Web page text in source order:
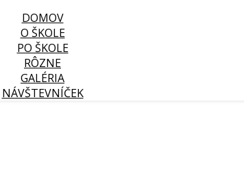
DOMOV
O ŠKOLE
PO ŠKOLE
RÔZNE
GALÉRIA
NÁVŠTEVNÍČEK